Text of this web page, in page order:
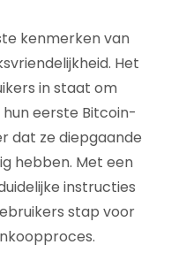
kenmerken van
Het
in staat om
eerste Bitcoin-
dat ze diepgaande
hebben. Met een
instructies
stap voor